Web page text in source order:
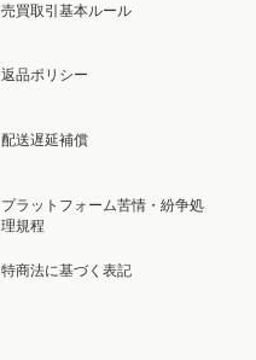
売買取引基本ルール
返品ポリシー
配送遅延補償
プラットフォーム苦情・紛争処
理規程
特商法に基づく表記